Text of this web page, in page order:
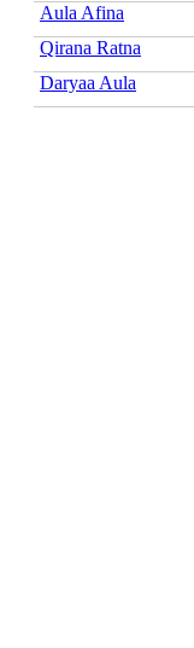
Aula Afina
Qirana Ratna
Daryaa Aula